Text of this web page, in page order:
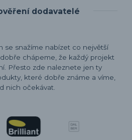
dodavatelé
se snažíme nabízet co největší
chápeme, že každý projekt
Přesto zde naleznete jen ty
které dobře známe a víme,
nich očekávat.